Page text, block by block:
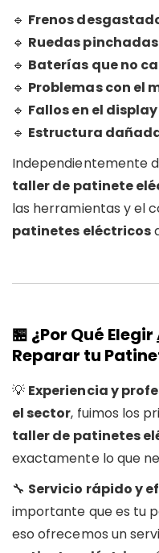
🔹 Frenos
🔹 Ruedas
🔹 Baterías que no
🔹 Problemas con el
🔹 Fallos en el
🔹 Estructura
Independientemente
taller de patinete
las herramientas y el
patinetes eléctricos
🏪 ¿Por Qué Elegir
Reparar tu
💡 Experiencia y
el sector, fuimos los
taller de patinetes
exactamente lo que
🔧 Servicio rápido y
importante que es tu
eso ofrecemos un